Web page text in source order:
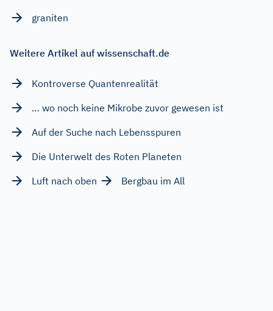
graniten
Weitere Artikel auf wissenschaft.de
Kontroverse Quantenrealität
… wo noch keine Mikrobe zuvor gewesen ist
Auf der Suche nach Lebensspuren
Die Unterwelt des Roten Planeten
Luft nach oben
Bergbau im All